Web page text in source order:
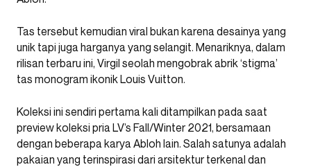
Tas tersebut kemudian viral bukan karena desainya yang
unik tapi juga harganya yang selangit. Menariknya, dalam
rilisan terbaru ini, Virgil seolah mengobrak abrik ‘stigma’
tas monogram ikonik Louis Vuitton.
Koleksi ini sendiri pertama kali ditampilkan pada saat
preview koleksi pria LV’s Fall/Winter 2021, bersamaan
dengan beberapa karya Abloh lain. Salah satunya adalah
pakaian yang terinspirasi dari arsitektur terkenal dan